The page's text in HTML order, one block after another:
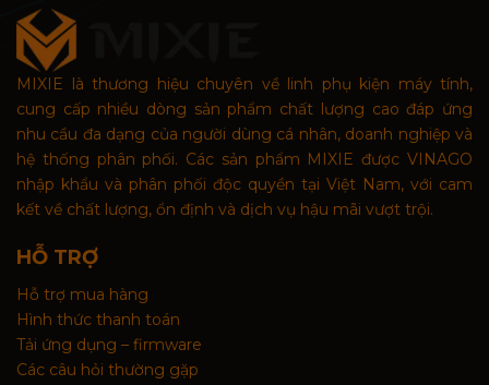
MIXIE là thương hiệu chuyên về linh phụ kiện máy tính,
cung cấp nhiều dòng sản phẩm chất lượng cao đáp ứng
nhu cầu đa dạng của người dùng cá nhân, doanh nghiệp và
hệ thống phân phối. Các sản phẩm MIXIE được VINAGO
nhập khẩu và phân phối độc quyền tại Việt Nam, với cam
kết về chất lượng, ổn định và dịch vụ hậu mãi vượt trội.
HỖ TRỢ
Hỗ trợ mua hàng
Hình thức thanh toán
Tải ứng dụng – firmware
Các câu hỏi thường gặp